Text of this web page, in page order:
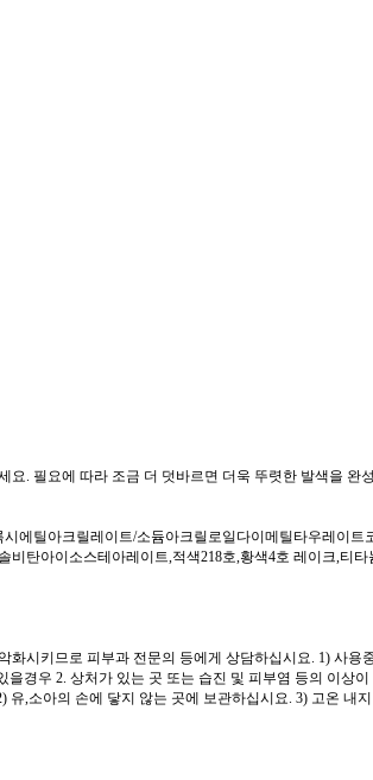
. 필요에 따라 조금 더 덧바르면 더욱 뚜렷한 발색을 완
에틸아크릴레이트/소듐아크릴로일다이메틸타우레이트
비탄아이소스테아레이트,적색218호,황색4호 레이크,티타
시키므로 피부과 전문의 등에게 상담하십시요. 1) 사용
경우 2. 상처가 있는 곳 또는 습진 및 피부염 등의 이상이
,소아의 손에 닿지 않는 곳에 보관하십시요. 3) 고온 내지